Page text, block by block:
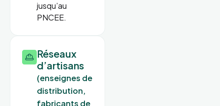
jusqu’au
PNCEE.
Réseaux
d’artisans
(enseignes de
distribution,
fabricants de